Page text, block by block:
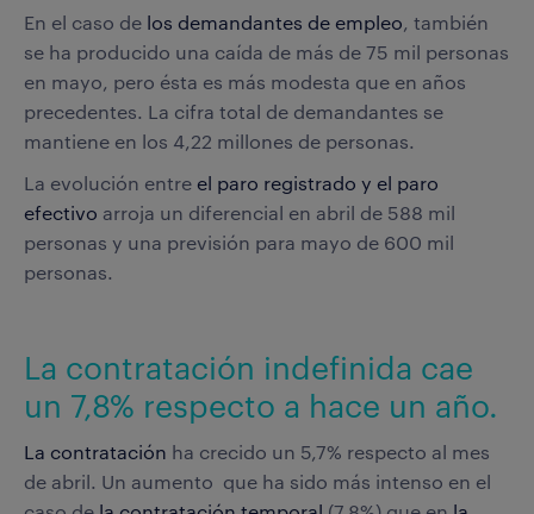
En el caso de los demandantes de empleo, también
se ha producido una caída de más de 75 mil personas
en mayo, pero ésta es más modesta que en años
precedentes. La cifra total de demandantes se
mantiene en los 4,22 millones de personas.
La evolución entre el paro registrado y el paro
efectivo arroja un diferencial en abril de 588 mil
personas y una previsión para mayo de 600 mil
personas.
La contratación indefinida cae
un 7,8% respecto a hace un año.
La contratación ha crecido un 5,7% respecto al mes
de abril. Un aumento que ha sido más intenso en el